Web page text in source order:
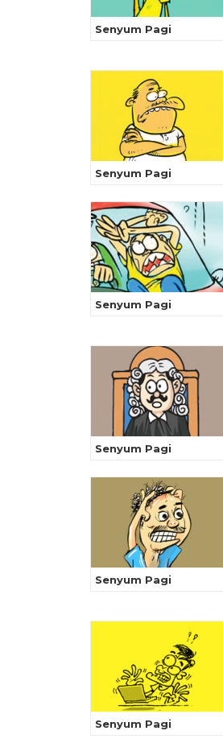
Senyum Pagi
Senyum Pagi
Senyum Pagi
Senyum Pagi
Senyum Pagi
Senyum Pagi